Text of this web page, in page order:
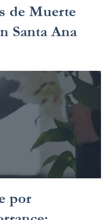
de Muerte
Santa Ana
por